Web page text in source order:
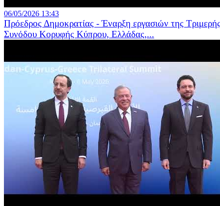
06/05/2026 13:43
Πρόεδρος Δημοκρατίας - Έναρξη εργασιών της
Συνόδου Κορυφής Κύπρου, Ελλάδας,...